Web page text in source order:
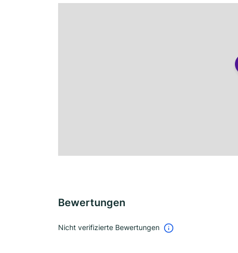
Bewertungen
Nicht verifizierte Bewertungen